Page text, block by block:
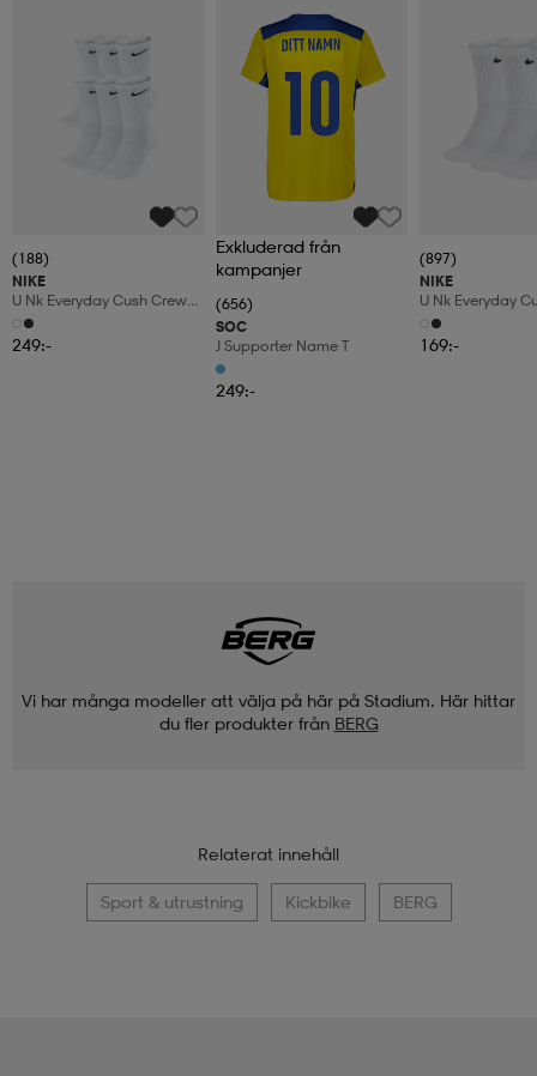
(188)
NIKE
U Nk Everyday Cush Crew
6pr-Bd
249:-
Exkluderad från
kampanjer
(656)
SOC
J Supporter Name T
249:-
(897)
NIKE
U Nk Everyday
3pr
169:-
Vi har många modeller att välja på här på Stadium. Här hittar
du fler produkter från BERG
Relaterat innehåll
Sport & utrustning Kickbike BERG